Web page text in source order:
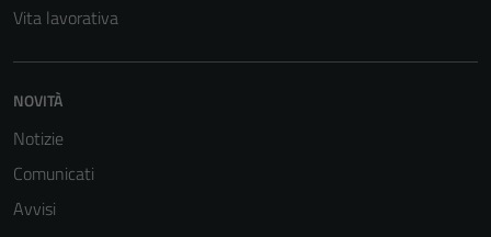
Vita lavorativa
NOVITÀ
Notizie
Comunicati
Avvisi